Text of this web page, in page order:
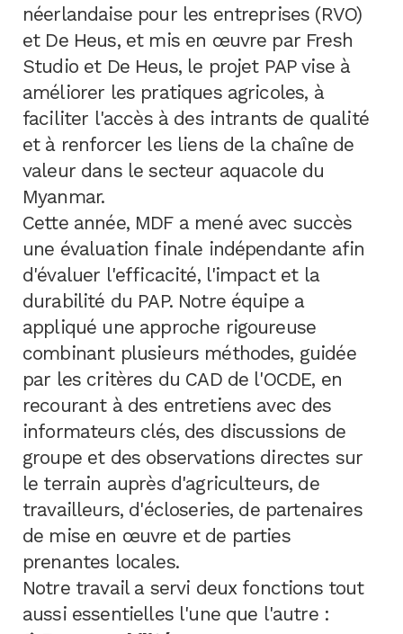
néerlandaise pour les entreprises (RVO)
et De Heus, et mis en œuvre par Fresh
Studio et De Heus, le projet PAP vise à
améliorer les pratiques agricoles, à
faciliter l'accès à des intrants de qualité
et à renforcer les liens de la chaîne de
valeur dans le secteur aquacole du
Myanmar.
Cette année, MDF a mené avec succès
une évaluation finale indépendante afin
d'évaluer l'efficacité, l'impact et la
durabilité du PAP. Notre équipe a
appliqué une approche rigoureuse
combinant plusieurs méthodes, guidée
par les critères du CAD de l'OCDE, en
recourant à des entretiens avec des
informateurs clés, des discussions de
groupe et des observations directes sur
le terrain auprès d'agriculteurs, de
travailleurs, d'écloseries, de partenaires
de mise en œuvre et de parties
prenantes locales.
Notre travail a servi deux fonctions tout
aussi essentielles l'une que l'autre :